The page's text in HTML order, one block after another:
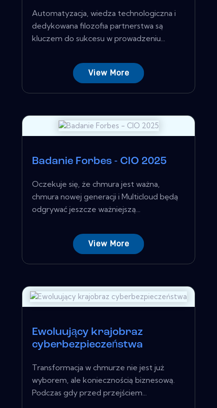
Automatyzacja, wiedza technologiczna i
dedykowana filozofia partnerstwa są
kluczem do sukcesu w prowadzeniu...
View More
Badanie Forbes - CIO 2025
Oczekuje się, że chmura jest ważna,
chmura nowej generacji i Multicloud będą
odgrywać jeszcze ważniejszą...
View More
Ewoluujący krajobraz
cyberbezpieczeństwa
Transformacja w chmurze nie jest już
wyborem, ale koniecznością biznesową.
Podczas gdy przed przejściem...